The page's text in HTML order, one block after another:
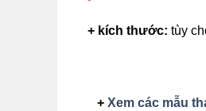
+ kích thước: tùy
+ Xem các mẫu